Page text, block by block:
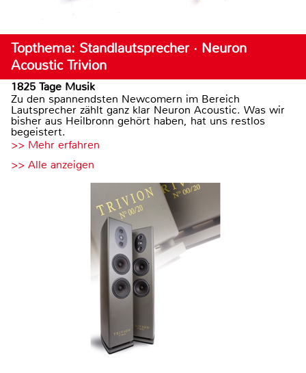
Topthema: Standlautsprecher · Neuron
Acoustic Trivion
1825 Tage Musik
Zu den spannendsten Newcomern im Bereich
Lautsprecher zählt ganz klar Neuron Acoustic. Was wir
bisher aus Heilbronn gehört haben, hat uns restlos
begeistert.
>> Mehr erfahren
>> Alle anzeigen